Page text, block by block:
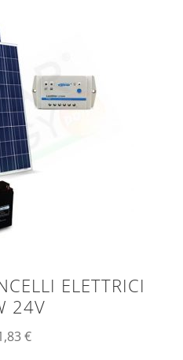
ELETTRICI
24V
€